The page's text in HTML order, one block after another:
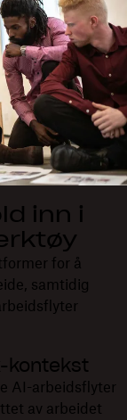
inn i
for å
samtidig
kontekst
AI-arbeidsflyter
av arbeidet